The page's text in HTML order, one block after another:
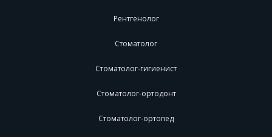
Рентгенолог
Стоматолог
Стоматолог-гигиенист
Стоматолог-ортодонт
Стоматолог-ортопед